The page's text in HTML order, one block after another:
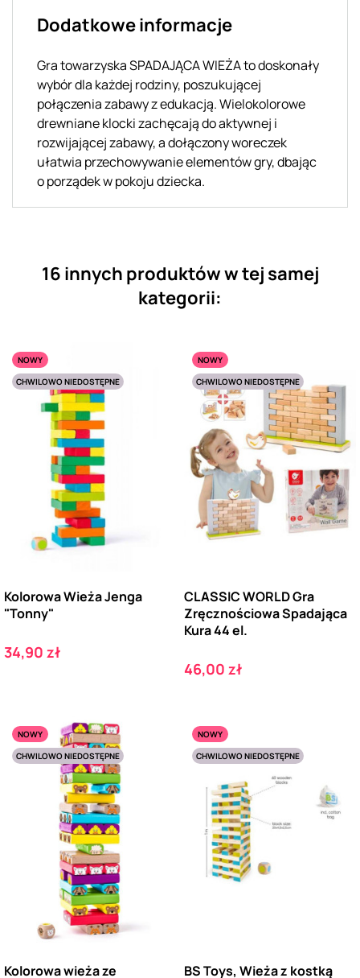
Dodatkowe informacje
Gra towarzyska SPADAJĄCA WIEŻA to doskonały
wybór dla każdej rodziny, poszukującej
połączenia zabawy z edukacją. Wielokolorowe
drewniane klocki zachęcają do aktywnej i
rozwijającej zabawy, a dołączony woreczek
ułatwia przechowywanie elementów gry, dbając
o porządek w pokoju dziecka.
16 innych produktów w tej samej
kategorii:
NOWY
CHWILOWO NIEDOSTĘPNE
Kolorowa Wieża Jenga
"Tonny"
Cena
34,90 zł
NOWY
CHWILOWO NIEDOSTĘPNE
CLASSIC WORLD Gra
Zręcznościowa Spadająca
Kura 44 el.
Cena
46,00 zł
NOWY
CHWILOWO NIEDOSTĘPNE
Kolorowa wieża ze
NOWY
CHWILOWO NIEDOSTĘPNE
BS Toys, Wieża z kostką